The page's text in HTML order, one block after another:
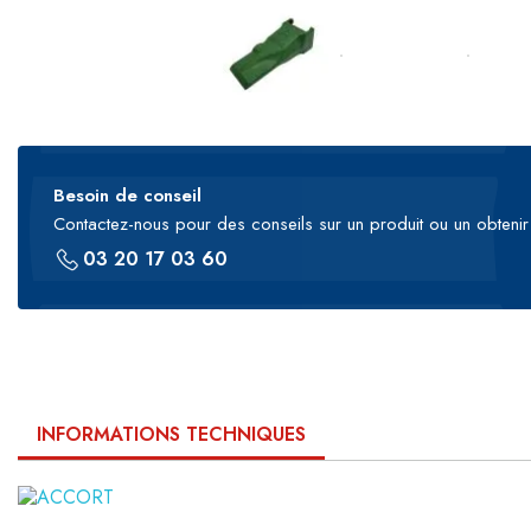
Besoin de conseil
Contactez-nous pour des conseils sur un produit ou un
03 20 17 03 60
INFORMATIONS TECHNIQUES